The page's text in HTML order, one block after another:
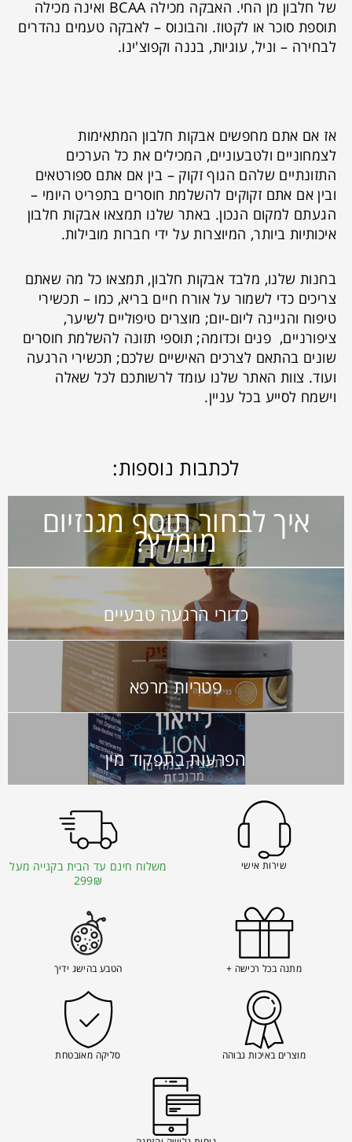
של חלבון מן החי. האבקה מכילה BCAA ואינה מכילה
תוספת סוכר או לקטוז. והבונוס – לאבקה טעמים נהדרים
לבחירה – וניל, עוגיות, בננה וקפוצ'ינו.
אז אם אתם מחפשים אבקות חלבון המתאימות
לצמחוניים ולטבעוניים, המכילים את כל הערכים
התזונתיים שלהם הגוף זקוק – בין אם אתם ספורטאים
ובין אם אתם זקוקים להשלמת חוסרים בתפריט היומי –
הגעתם למקום הנכון. באתר שלנו תמצאו אבקות חלבון
איכותיות ביותר, המיוצרות על ידי חברות מובילות.
בחנות שלנו, מלבד אבקות חלבון, תמצאו כל מה שאתם
צריכים כדי לשמור על אורח חיים בריא, כמו – תכשירי
טיפוח והגיינה ליום-יום; מוצרים טיפוליים לשיער,
ציפורניים, פנים וכדומה; תוספי תזונה להשלמת חוסרים
שונים בהתאם לצרכים האישיים שלכם; תכשירי הרגעה
ועוד. צוות האתר שלנו עומד לרשותכם לכל שאלה
וישמח לסייע בכל עניין.
לכתבות נוספות:
איך לבחור תוסף מגנזיום
מומלץ?
כדורי הרגעה טבעיים
פטריות מרפא
הפרעות בתפקוד מין
שירות אישי
משלוח חינם עד הבית בקנייה מעל
299₪
מתנה בכל רכישה + הטבע בהישג ידיך
מוצרים באיכות גבוהה סליקה מאובטחת